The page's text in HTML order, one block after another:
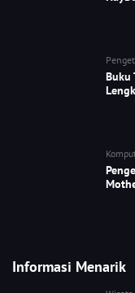
Buku
Informasi Menarik